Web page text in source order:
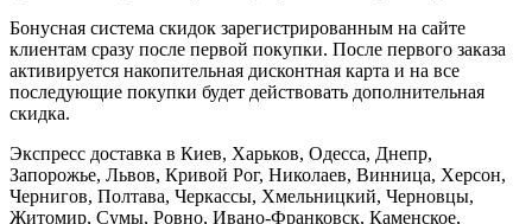
Бонусная система скидок зарегистрированным на сайте
клиентам сразу после первой покупки. После первого заказа
активируется накопительная дисконтная карта и на все
последующие покупки будет действовать дополнительная
скидка.
Экспресс доставка в Киев, Харьков, Одесса, Днепр,
Запорожье, Львов, Кривой Рог, Николаев, Винница, Херсон,
Чернигов, Полтава, Черкассы, Хмельницкий, Черновцы,
Житомир, Сумы, Ровно, Ивано-Франковск, Каменское,